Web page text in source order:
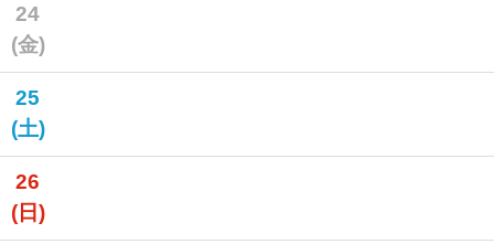
24
(金)
25
(土)
26
(日)